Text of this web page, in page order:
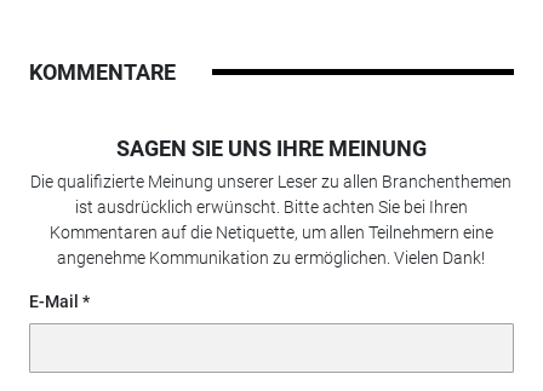
KOMMENTARE
SAGEN SIE UNS IHRE MEINUNG
Die qualifizierte Meinung unserer Leser zu allen Branchenthemen
ist ausdrücklich erwünscht. Bitte achten Sie bei Ihren
Kommentaren auf die Netiquette, um allen Teilnehmern eine
angenehme Kommunikation zu ermöglichen. Vielen Dank!
E-Mail